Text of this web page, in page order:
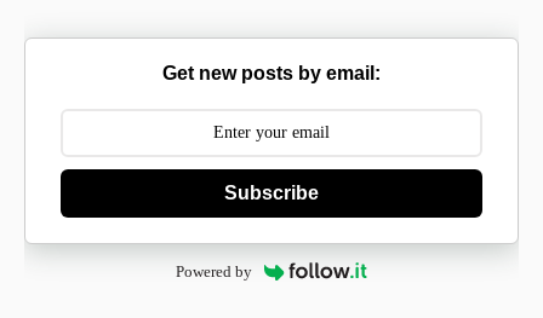
Get new posts by email:
Subscribe
Powered by